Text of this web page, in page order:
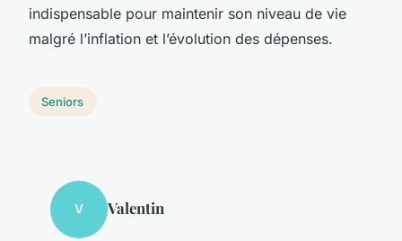
indispensable pour maintenir son niveau de vie
malgré l’inflation et l’évolution des dépenses.
Seniors
V Valentin